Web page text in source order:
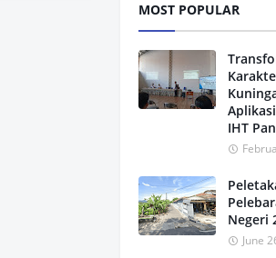
MOST POPULAR
IHT
Negeri
June